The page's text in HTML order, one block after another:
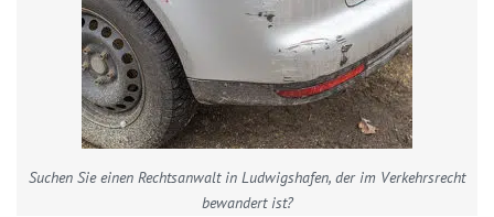
Suchen Sie einen Rechtsanwalt in Ludwigshafen, der im Verkehrsrecht
bewandert ist?